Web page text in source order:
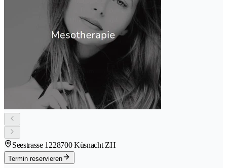
Seestrasse 1228700 Küsnacht ZH
Termin reservieren